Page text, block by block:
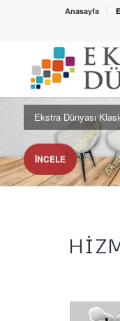
Anasayfa
Ekstra Dünyası
İNCELE